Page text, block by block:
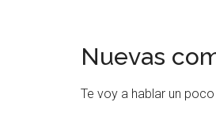
Nuevas
Te voy a hablar un